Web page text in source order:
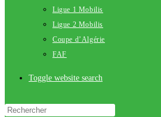
Ligue 1 Mobilis
Ligue 2 Mobilis
Coupe d’Algérie
FAF
Toggle website search